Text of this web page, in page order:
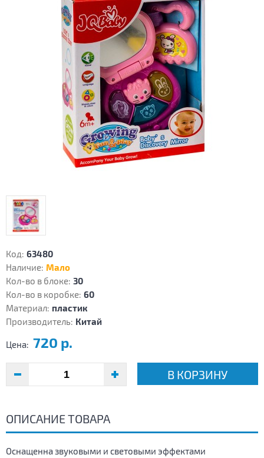
Код: 63480
Наличие: Мало
Кол-во в блоке: 30
Кол-во в коробке: 60
Материал: пластик
Производитель: Китай
Цена: 720 р.
В КОРЗИНУ
ОПИСАНИЕ ТОВАРА
Оснащенна звуковыми и световыми эффектами